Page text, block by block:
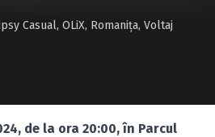
Casual, OLiX, Romanița, Voltaj
de la ora 20:00, în Parcul